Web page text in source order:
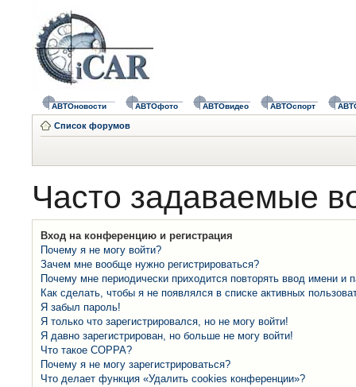
АВТОновости АВТОфото АВТОвидео АВТОспорт
Список форумов
Часто задаваемые
Вход на конференцию и регистрация
Почему я не могу войти?
Зачем мне вообще нужно регистрироваться?
Почему мне периодически приходится повторять ввод имени и
Как сделать, чтобы я не появлялся в списке активных
Я забыл пароль!
Я только что зарегистрировался, но не могу войти!
Я давно зарегистрирован, но больше не могу войти!
Что такое COPPA?
Почему я не могу зарегистрироваться?
Что делает функция «Удалить cookies конференции»?